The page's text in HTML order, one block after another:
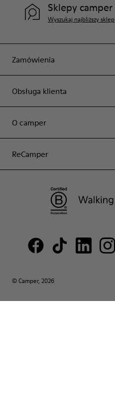
Zamówienia
Obsługa klienta
O camper
ReCamper
Sklepy camper
Wyszukaj najbliższy sklep
© Camper, 2026